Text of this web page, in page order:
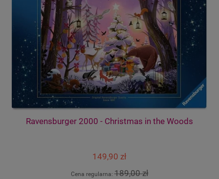
Ravensburger 2000 - Christmas in the Woods
149,90 zł
Cena regularna:189,00 zł